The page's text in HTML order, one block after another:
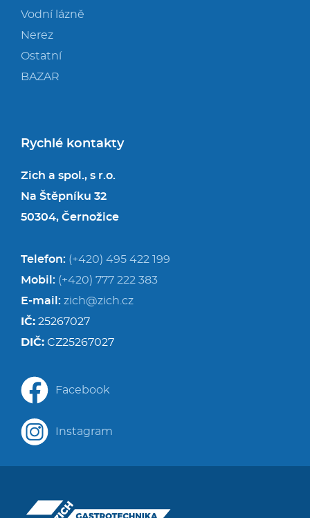
Vodní lázně
Nerez
Ostatní
BAZAR
Rychlé kontakty
Zich a spol., s r.o.
Na Štěpníku 32
50304, Černožice
Telefon: (+420) 495 422 199
Mobil: (+420) 777 222 383
E-mail: zich@zich.cz
IČ: 25267027
DIČ: CZ25267027
Facebook
Instagram